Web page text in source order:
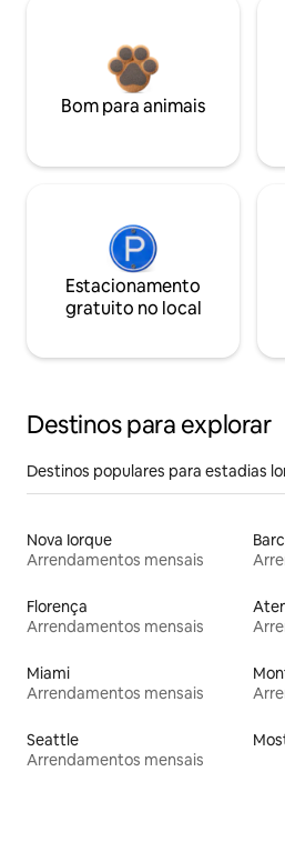
Bom para animais
Estacionamento
gratuito no local
Destinos para explorar
Destinos populares para estadias
Nova Iorque
Arrendamentos mensais
Florença
Arrendamentos mensais
Miami
Arrendamentos mensais
Seattle
Arrendamentos mensais